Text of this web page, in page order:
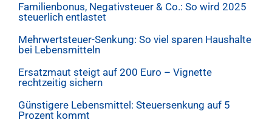
Familienbonus, Negativsteuer & Co.: So wird 2025
steuerlich entlastet
Mehrwertsteuer-Senkung: So viel sparen Haushalte
bei Lebensmitteln
Ersatzmaut steigt auf 200 Euro – Vignette
rechtzeitig sichern
Günstigere Lebensmittel: Steuersenkung auf 5
Prozent kommt